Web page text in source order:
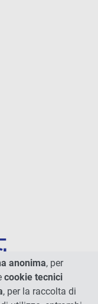
anonima, per
cookie tecnici
, per la raccolta di